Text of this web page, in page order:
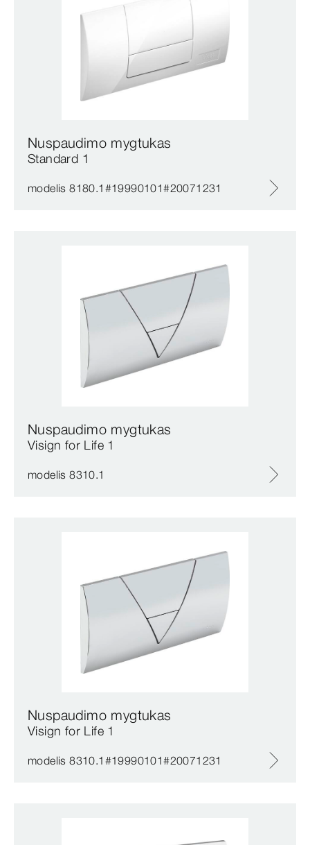
Nuspaudimo mygtukas
Standard 1
modelis 8180.1#19990101#20071231
Nuspaudimo mygtukas
Visign for Life 1
modelis 8310.1
Nuspaudimo mygtukas
Visign for Life 1
modelis 8310.1#19990101#20071231